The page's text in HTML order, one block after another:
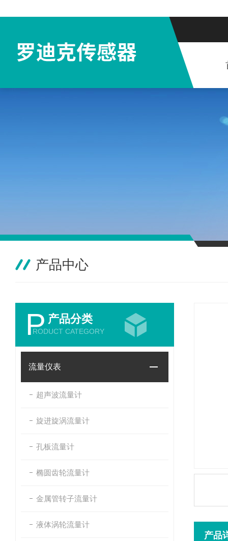
产品中心
P 产品分类
RODUCT CATEGORY
流量仪表
超声波流量计
旋进旋涡流量计
孔板流量计
椭圆齿轮流量计
金属管转子流量计
液体涡轮流量计
产品